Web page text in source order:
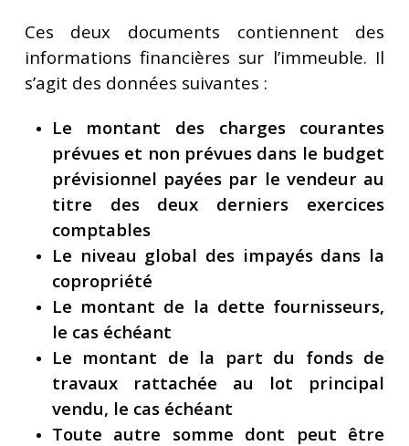
Ces deux documents contiennent des
informations financières sur l’immeuble. Il
s’agit des données suivantes :
Le montant des charges courantes
prévues et non prévues dans le budget
prévisionnel payées par le vendeur au
titre des deux derniers exercices
comptables
Le niveau global des impayés dans la
copropriété
Le montant de la dette fournisseurs,
le cas échéant
Le montant de la part du fonds de
travaux rattachée au lot principal
vendu, le cas échéant
Toute autre somme dont peut être